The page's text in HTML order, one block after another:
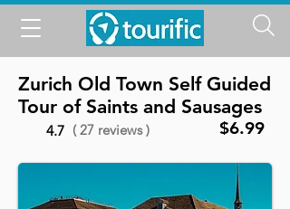
Zurich Old Town Self Guided
Tour of Saints and Sausages
4.7 ( 27 reviews ) $6.99